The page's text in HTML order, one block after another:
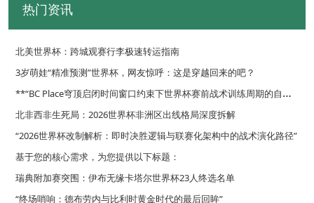
热门资讯
北美世界杯：跨城观赛行李极速转运指南
3岁萌娃“精准预测”世界杯，网友惊呼：这是穿越回来的吧？
*
*“BC Place穹顶启闭时间窗口约束下世界杯赛前战术训练周期的自适应优化调度策略”**
北非西非生死局：2026世界杯非洲区出线格局深度拆解
“2026世界杯改制解析：即时决胜逻辑与联赛化架构中的战术演化路径”
基于您的核心需求，为您提供以下标题：
瑞典附加赛突围：伊布无缘卡塔尔世界杯23人终选名单
“终场哨响：德布劳内与比利时黄金时代的最后回眸”